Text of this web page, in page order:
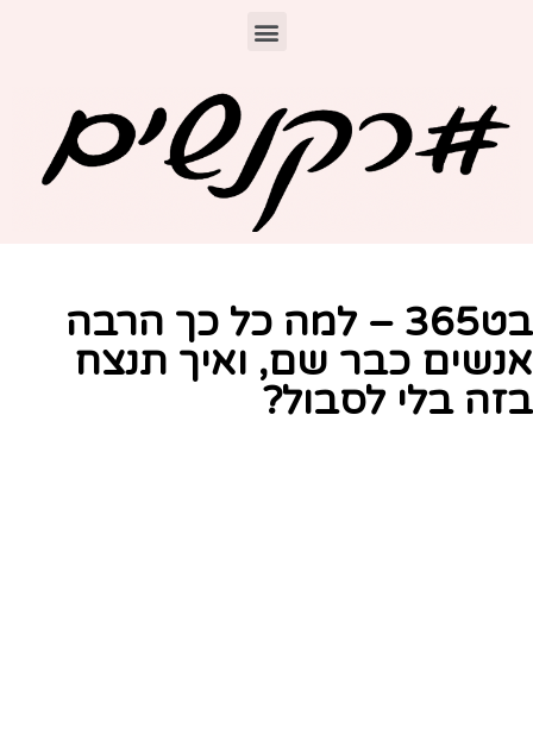
בט365 – למה כל כך הרבה
כבר שם, ואיך תנצח
בלי לסבול?